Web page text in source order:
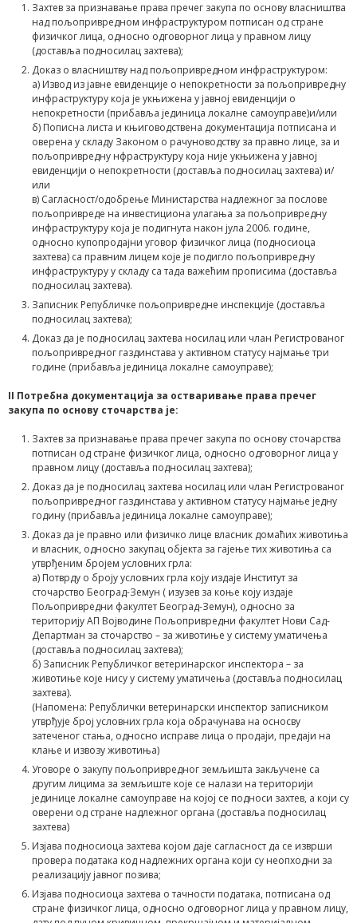
Захтев за признавање права пречег закупа по основу власништва
над пољопривредном инфраструктуром потписан од стране
физичког лица, односно одговорног лица у правном лицу
(доставља подносилац захтева);
Доказ о власништву над пољопривредном инфраструктуром:
а) Извод из јавне евиденције о непокретности за пољопривредну
инфраструктуру која је укњижена у јавној евиденцији о
непокретности (прибавља јединица локалне самоуправе)и/или
б) Пописна листа и књиговодствена документација потписана и
оверена у складу Законом о рачуноводству за правно лице, за и
пољопривредну нфраструктуру која није укњижена у јавној
евиденцији о непокретности (доставља подносилац захтева) и/
или
в) Сагласност/одобрење Министарства надлежног за послове
пољопривреде на инвестициона улагања за пољопривредну
инфраструктуру која је подигнута након јула 2006. године,
односно купопродајни уговор физичког лица (подносиоца
захтева) са правним лицем које је подигло пољопривредну
инфраструктуру у складу са тада важећим прописима (доставља
подносилац захтева).
Записник Републичке пољопривредне инспекције (доставља
подносилац захтева);
Доказ да је подносилац захтева носилац или члан Регистрованог
пољопривредног газдинстава у активном статусу најмање три
године (прибавља јединица локалне самоуправе);
II Потребна документација за остваривање права пречег
закупа по основу сточарства je:
Захтев за признавање права пречег закупа по основу сточарства
потписан од стране физичког лица, односно одговорног лица у
правном лицу (доставља подносилац захтева);
Доказ да је подносилац захтева носилац или члан Регистрованог
пољопривредног газдинстава у активном статусу најмање једну
годину (прибавља јединица локалне самоуправе);
Доказ да је правно или физичко лице власник домаћих животиња
и власник, односно закупац објекта за гајење тих животиња са
утврђеним бројем условних грла:
a) Потврду о броју условних грла коју издаје Институт за
сточарство Београд-Земун ( изузев за коње коју издаје
Пољопривредни факултет Београд-Земун), односно за
територију АП Војводине Пољопривредни факултет Нови Сад-
Департман за сточарство – за животиње у систему уматичења
(доставља подносилац захтева);
б) Записник Републичког ветеринарског инспектора – за
животиње које нису у систему уматичења (доставља подносилац
захтева).
(Напомена: Републички ветеринарски инспектор записником
утврђује број условних грла која обрачунава на осносву
затеченог стања, односно исправе лица о продаји, предаји на
клање и извозу животиња)
Уговоре о закупу пољопривредног земљишта закључене са
другим лицима за земљиште које се налази на територији
јединице локалне самоуправе на којој се подноси захтев, а који су
оверени од стране надлежног органа (доставља подносилац
захтева)
Изјава подносиоца захтева којом даје сагласност да се изврши
провера података код надлежних органа који су неопходни за
реализацију јавног позива;
Изјава подносиоца захтева о тачности података, потписанa од
стране физичког лица, односно одговорног лица у правном лицу,